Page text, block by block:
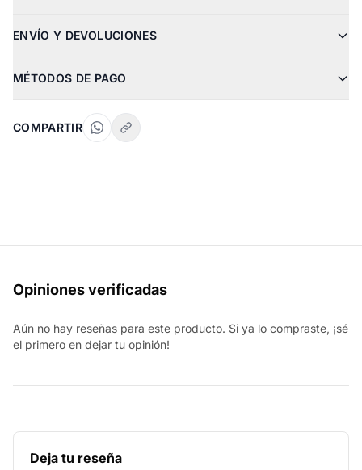
ENVÍO Y DEVOLUCIONES
MÉTODOS DE PAGO
COMPARTIR
Opiniones verificadas
Aún no hay reseñas para este producto. Si ya lo compraste, ¡sé
el primero en dejar tu opinión!
Deja tu reseña